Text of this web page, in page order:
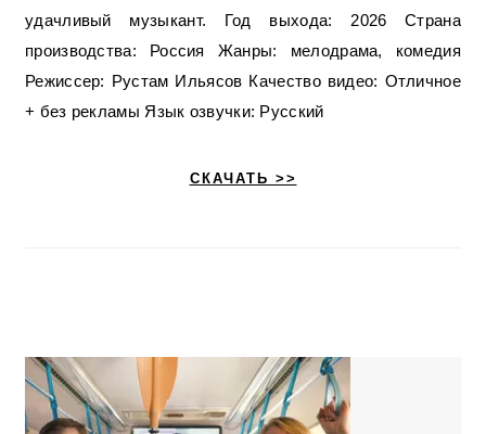
удачливый музыкант. Год выхода: 2026 Страна
производства: Россия Жанры: мелодрама, комедия
Режиссер: Рустам Ильясов Качество видео: Отличное
+ без рекламы Язык озвучки: Русский
СКАЧАТЬ >>